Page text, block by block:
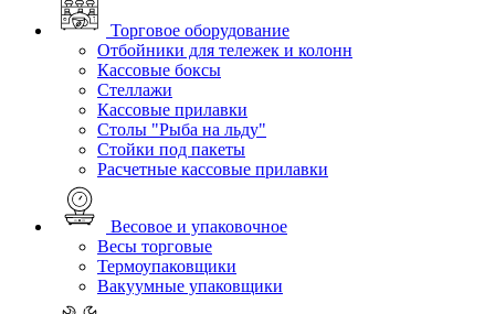
Торговое оборудование
Отбойники для тележек и колонн
Кассовые боксы
Стеллажи
Кассовые прилавки
Столы "Рыба на льду"
Стойки под пакеты
Расчетные кассовые прилавки
Весовое и упаковочное
Весы торговые
Термоупаковщики
Вакуумные упаковщики